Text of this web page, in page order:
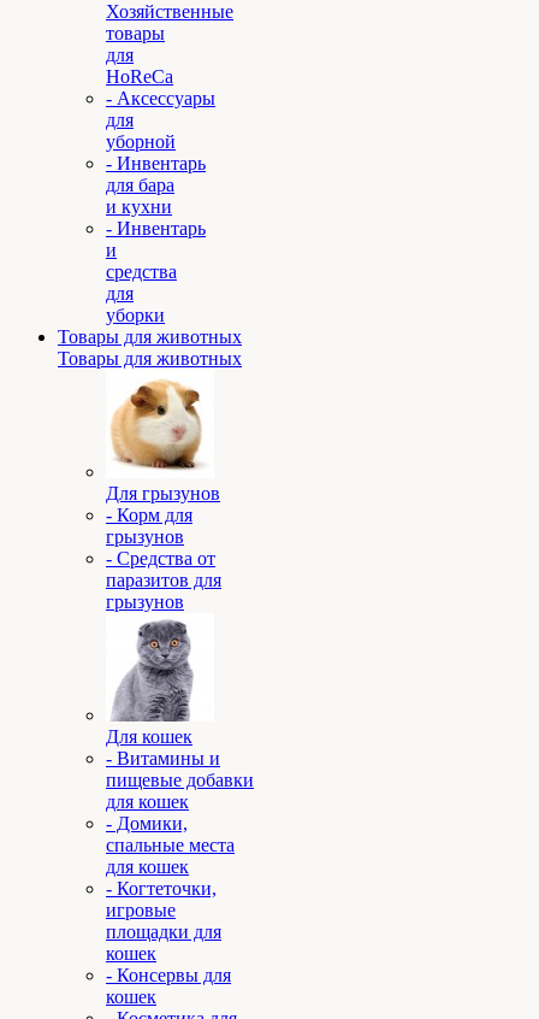
Хозяйственные
товары
для
HoReCa
- Аксессуары
для
уборной
- Инвентарь
для бара
и кухни
- Инвентарь
и
средства
для
уборки
Товары для животных
Товары для животных
Для грызунов
- Корм для
грызунов
- Средства от
паразитов для
грызунов
Для кошек
- Витамины и
пищевые добавки
для кошек
- Домики,
спальные места
для кошек
- Когтеточки,
игровые
площадки для
кошек
- Консервы для
кошек